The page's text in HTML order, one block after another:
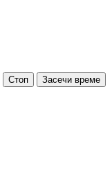
Стоп Засечи време